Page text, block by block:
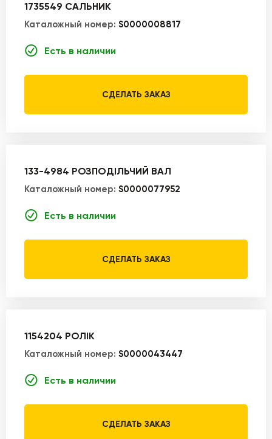
1735549 САЛЬНИК
Каталожный номер: S0000008817
Есть в наличии
СДЕЛАТЬ ЗАКАЗ
133-4984 РОЗПОДІЛЬЧИЙ ВАЛ
Каталожный номер: S0000077952
Есть в наличии
СДЕЛАТЬ ЗАКАЗ
1154204 РОЛІК
Каталожный номер: S0000043447
Есть в наличии
СДЕЛАТЬ ЗАКАЗ